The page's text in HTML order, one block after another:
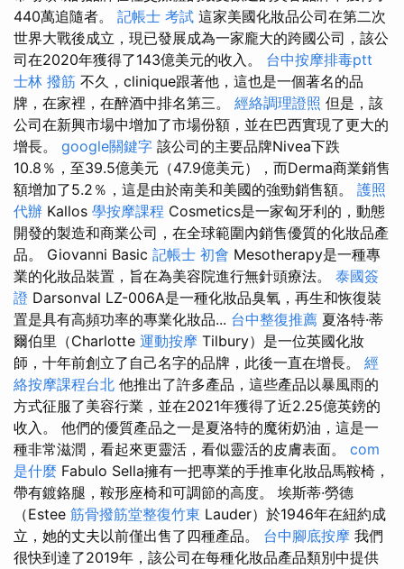
440萬追隨者。 記帳士 考試 這家美國化妝品公司在第二次
世界大戰後成立，現已發展成為一家龐大的跨國公司，該公
司在2020年獲得了143億美元的收入。 台中按摩排毒ptt
士林 撥筋 不久，clinique跟著他，這也是一個著名的品
牌，在家裡，在醉酒中排名第三。 經絡調理證照 但是，該
公司在新興市場中增加了市場份額，並在巴西實現了更大的
增長。 google關鍵字 該公司的主要品牌Nivea下跌
10.8％，至39.5億美元（47.9億美元），而Derma商業銷售
額增加了5.2％，這是由於南美和美國的強勁銷售額。 護照
代辦 Kallos 學按摩課程 Cosmetics是一家匈牙利的，動態
開發的製造和商業公司，在全球範圍內銷售優質的化妝品產
品。 Giovanni Basic 記帳士 初會 Mesotherapy是一種專
業的化妝品裝置，旨在為美容院進行無針頭療法。 泰國簽
證 Darsonval LZ-006A是一種化妝品臭氧，再生和恢復裝
置是具有高頻功率的專業化妝品... 台中整復推薦 夏洛特·蒂
爾伯里（Charlotte 運動按摩 Tilbury）是一位英國化妝
師，十年前創立了自己名字的品牌，此後一直在增長。 經
絡按摩課程台北 他推出了許多產品，這些產品以暴風雨的
方式征服了美容行業，並在2021年獲得了近2.25億英鎊的
收入。 他們的優質產品之一是夏洛特的魔術奶油，這是一
種非常滋潤，看起來更靈活，看似靈活的皮膚表面。 com
是什麼 Fabulo Sella擁有一把專業的手推車化妝品馬鞍椅，
帶有鍍鉻腿，鞍形座椅和可調節的高度。 埃斯蒂·勞德
（Estee 筋骨撥筋堂整復竹東 Lauder）於1946年在紐約成
立，她的丈夫以前僅出售了四種產品。 台中腳底按摩 我們
很快到達了2019年，該公司在每種化妝品產品類別中提供